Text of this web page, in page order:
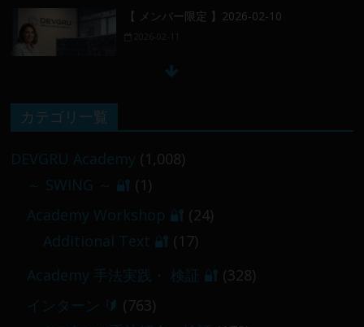
【 メンバー限定 】2026-02-10
／
【 メンバー限定 】2026-03-05～06
カテゴリ一覧
DEVGRU Academy (1,008)
～ SWING ～ 🔐 (1)
Academy Workshop 🔐 (24)
Additional Text 🔐 (17)
Academy 手法実践・ 検証 🔐 (328)
インターン 🔰 (763)